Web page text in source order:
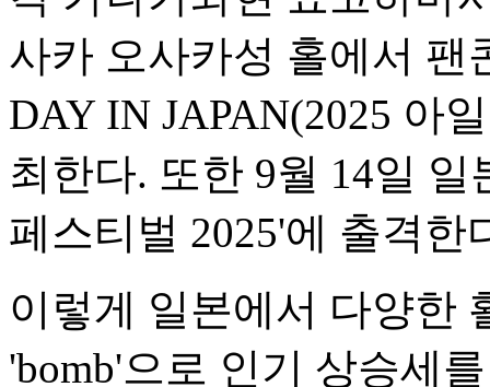
사카 오사카성 홀에서 팬
DAY IN JAPAN(2025 아
최한다. 또한 9월 14일
페스티벌 2025'에 출격한
이렇게 일본에서 다양한
'bomb'으로 인기 상승세